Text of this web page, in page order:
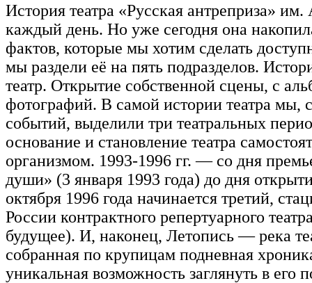
История театра «Русская антреприза»
каждый день. Но уже сегодня она
фактов, которые мы хотим сделать
мы раздели её на пять подразделов.
театр. Открытие собственной сцены, с
фотографий. В самой истории театра мы,
событий, выделили три театральных
основание и становление театра
организмом. 1993-1996 гг. — со дня
души» (3 января 1993 года) до дня
октября 1996 года начинается третий,
России контрактного репертуарного
будущее). И, наконец, Летопись — река
собранная по крупицам подневная
уникальная возможность заглянуть в